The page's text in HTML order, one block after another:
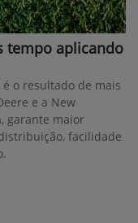
tempo aplicando
o resultado de mais
e a New
garante maior
facilidade